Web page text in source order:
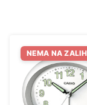
NEMA NA